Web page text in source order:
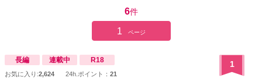
6件
1 ページ
長編 連載中 R18
お気に入り:2,624 24h.ポイント： 21
1